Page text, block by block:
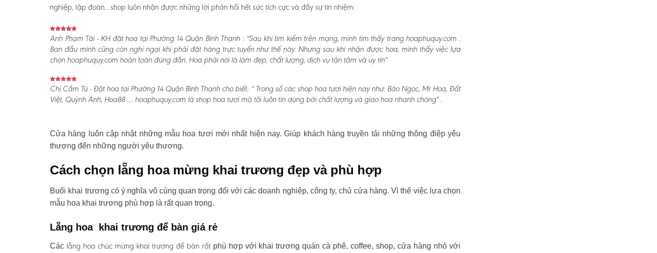
nghiệp, tập đoàn…shop luôn nhận được những lời phản hồi hết sức tích cực và đầy sự tín nhiệm:
Anh Phạm Tài - KH đặt hoa tại Phường 14 Quận Bình Thạnh :“Sau khi tìm kiếm trên mạng, mình tìm thấy trang hoaphuquy.com .
Ban đầu mình cũng còn nghi ngại khi phải đặt hàng trực tuyến như thế này. Nhưng sau khi nhận được hoa, mình thấy việc lựa
chọn hoaphuquy.com hoàn toàn đúng đắn. Hoa phải nói là làm đẹp, chất lượng, dịch vụ tận tâm và uy tín"
Chị Cẩm Tú - Đặt hoa tại Phường 14 Quận Bình Thạnh cho biết:“ Trong số các shop hoa tươi hiện nay như: Bảo Ngọc, Mr Hoa, Đất
Việt, Quỳnh Anh, Hoa88 .... hoaphuquy.com là shop hoa tươi mà tôi luôn tin dùng bởi chất lượng và giao hoa nhanh chóng" .
Cửa hàng luôn cập nhật những mẫu hoa tươi mới nhất hiện nay. Giúp khách hàng truyền tải những thông điệp yêu
thương đến những người yêu thương.
Cách chọn lẵng hoa mừng khai trương đẹp và phù hợp
Buổi khai trương có ý nghĩa vô cùng quan trọng đối với các doanh nghiệp, công ty, chủ cửa hàng. Vì thế việc lựa chọn
mẫu hoa khai trương phù hợp là rất quan trọng.
Lẵng hoa khai trương để bàn giá rẻ
Các lẵng hoa chúc mừng khai trương để bàn rấtphù hợp với khai trương quán cà phê, coffee, shop, cửa hàng nhỏ với